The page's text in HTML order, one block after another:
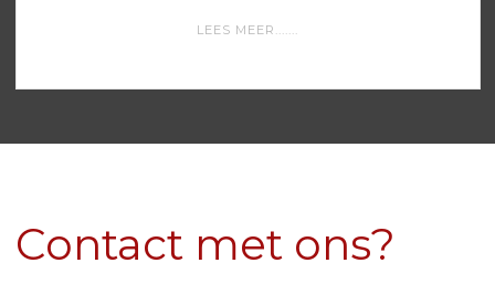
LEES MEER.......
Contact met ons?